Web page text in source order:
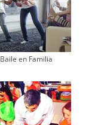
Baile en Familia